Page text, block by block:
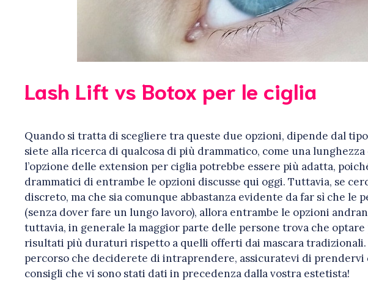
Lash Lift vs Botox per le ciglia
Quando si tratta di scegliere tra queste due opzioni, dipende dal
siete alla ricerca di qualcosa di più drammatico, come una
l’opzione delle extension per ciglia potrebbe essere più adatta,
drammatici di entrambe le opzioni discusse qui oggi. Tuttavia, se
discreto, ma che sia comunque abbastanza evidente da far sì che le
(senza dover fare un lungo lavoro), allora entrambe le opzioni
tuttavia, in generale la maggior parte delle persone trova che optare
risultati più duraturi rispetto a quelli offerti dai mascara
percorso che deciderete di intraprendere, assicuratevi di prendervi
consigli che vi sono stati dati in precedenza dalla vostra estetista!